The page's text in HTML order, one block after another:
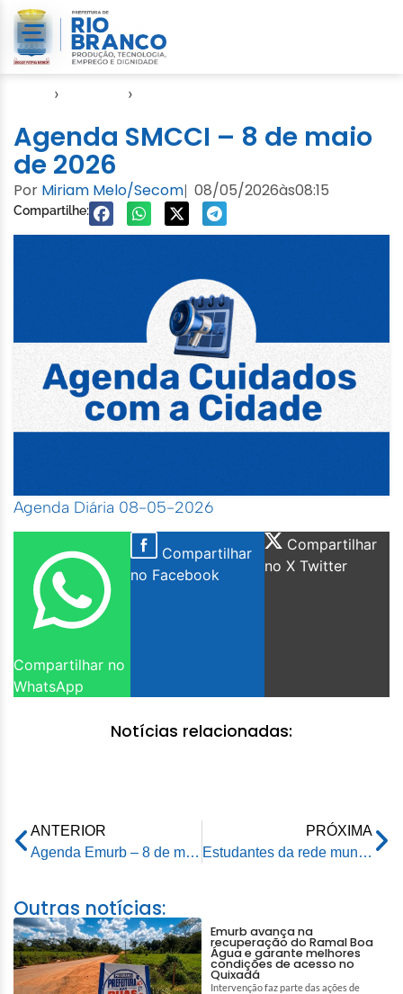
› ›
Agenda SMCCI – 8 de maio
de 2026
Por Miriam Melo/Secom| 08/05/2026às08:15
Compartilhe:
Agenda Diária 08-05-2026
Compartilhar no
WhatsApp
Compartilhar
no Facebook
Compartilhar
no X Twitter
Notícias relacionadas:
ANTERIOR
Agenda Emurb – 8 de maio de 2026
PRÓXIMA
Estudantes da rede municipal de Rio Branco embarcam para intercâmbio educacional na Disney e na NASA
Outras notícias:
Emurb avança na
recuperação do Ramal Boa
Água e garante melhores
condições de acesso no
Quixadá
Intervenção faz parte das ações de